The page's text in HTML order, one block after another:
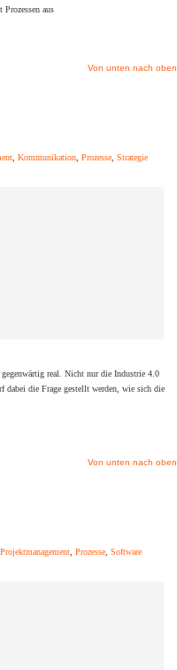
aus
Von unten nach oben
, Kommunikation, Prozesse, Strategie
real. Nicht nur die Industrie 4.0
dabei die Frage gestellt werden, wie sich die
Von unten nach oben
Projektmanagement, Prozesse, Software